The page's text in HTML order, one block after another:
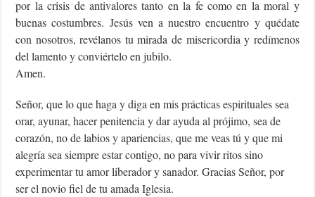
por la crisis de antivalores tanto en la fe como en la moral y
buenas costumbres. Jesús ven a nuestro encuentro y quédate
con nosotros, revélanos tu mirada de misericordia y redímenos
del lamento y conviértelo en jubilo.
Amen.
Señor, que lo que haga y diga en mis prácticas espirituales sea
orar, ayunar, hacer penitencia y dar ayuda al prójimo, sea de
corazón, no de labios y apariencias, que me veas tú y que mi
alegría sea siempre estar contigo, no para vivir ritos sino
experimentar tu amor liberador y sanador. Gracias Señor, por
ser el novio fiel de tu amada Iglesia.